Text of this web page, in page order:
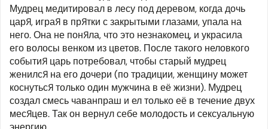
Мудрец медитировал в лесу под деревом, когда дочь
царя, играя в прятки с закрытыми глазами, упала на
него. Она не поняла, что это незнакомец, и украсила
его волосы венком из цветов. После такого неловкого
события царь потребовал, чтобы старый мудрец
женился на его дочери (по традиции, женщину может
коснуться только один мужчина в её жизни). Мудрец
создал смесь чаванпраш и ел только её в течение двух
месяцев. Так он вернул себе молодость и сексуальную